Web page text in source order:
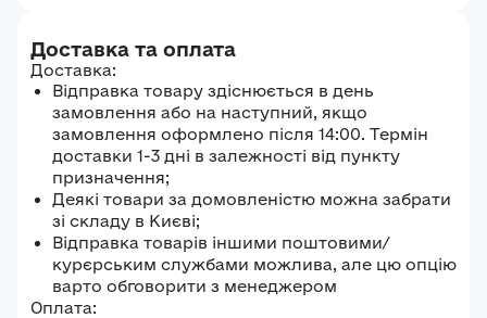
Доставка та оплата
Доставка:
Відправка товару здіснюється в день
замовлення або на наступний, якщо
замовлення оформлено після 14:00. Термін
доставки 1-3 дні в залежності від пункту
призначення;
Деякі товари за домовленістю можна забрати
зі складу в Києві;
Відправка товарів іншими поштовими/
курєрським службами можлива, але цю опцію
варто обговорити з менеджером
Оплата: